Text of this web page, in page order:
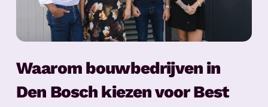
Waarom bouwbedrijven in
Den Bosch kiezen voor Best